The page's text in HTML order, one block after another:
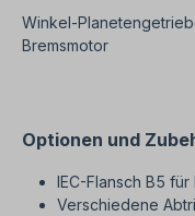
Winkel-
Bremsmotor
Optionen und
IEC-Flansch B5
Verschiedene